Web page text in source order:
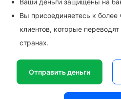
Ваши деньги защищены на
Вы присоединяетесь к
клиентов, которые
странах.
Отправить деньги